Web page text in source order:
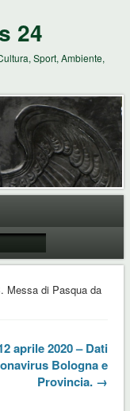
24
Sport, Ambiente,
Messa di Pasqua da
aprile 2020 – Dati
Bologna e
Provincia. →